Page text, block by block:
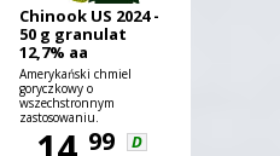
Chinook US 2024 -
50 g granulat
12,7% aa
Amerykański chmiel
goryczkowy o
wszechstronnym
zastosowaniu.
99 D